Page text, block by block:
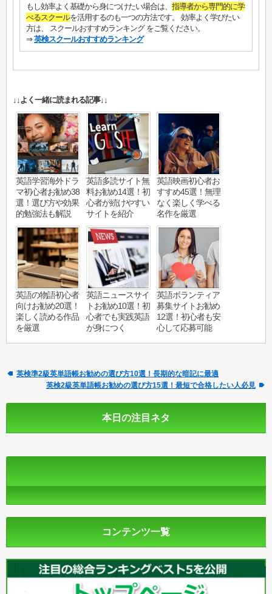
もし効率よく基礎から身につけたい場合は、 指導者から専門的に学
べるスクールを活用するのも一つの方法です。 効率よく学びたい
方は、 スクールおすすめランキング をご覧ください。
⇒英検スクールおすすめランキング
↓↓よく一緒に読まれる記事↓↓
英語学習海外ドラ
マ初心者お勧め38
選！選び方や効果
的勉強法も解説
英語多読サイト無
料お勧め14選！初
心者が続けやすい
サイトを紹介
英語映画初心者お
すすめ45選！無理
なく楽しく学べる
名作を厳選
英語の物語初心者
向けお勧め20選！
楽しく読める作品
を厳選
英語ニュースサイ
トお勧め10選！初
心者でも実践英語
が身につく
英語ボランティア
募集サイトお勧め
12選！初心者も安
心して応募可能
英検準2級英単語帳お勧めの選び方10選！長期的な暗記に最適
英検2級英単語帳お勧めの選び方15選！最短で合格したい人必見
本日の注目ネタ
コンテンツ一覧